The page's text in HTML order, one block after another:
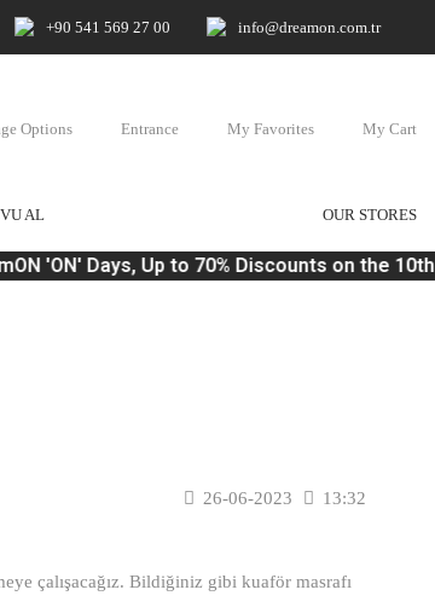
+90 541 569 27 00 info@dreamon.com.tr
Options Entrance My Favorites My Cart
AL OUR STORES
'ON' Days, Up to 70% Discounts on the 10th
26-06-2023 13:32
çalışacağız. Bildiğiniz gibi kuaför masrafı